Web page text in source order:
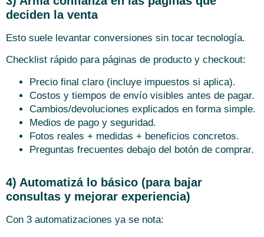
deciden la venta
Esto suele levantar conversiones sin tocar tecnología.
Checklist rápido para páginas de producto y checkout:
Precio final claro (incluye impuestos si aplica).
Costos y tiempos de envío visibles antes de pagar.
Cambios/devoluciones explicados en forma simple.
Medios de pago y seguridad.
Fotos reales + medidas + beneficios concretos.
Preguntas frecuentes debajo del botón de comprar.
4) Automatizá lo básico (para bajar
consultas y mejorar experiencia)
Con 3 automatizaciones ya se nota: